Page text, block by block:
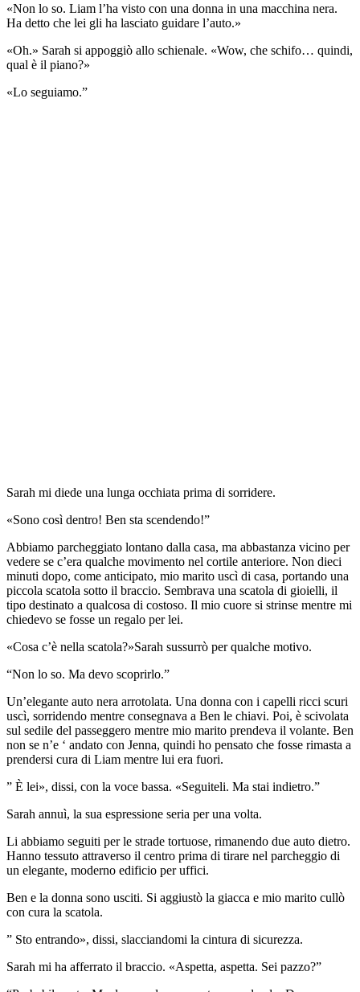
«Non lo so. Liam l’ha visto con una donna in una macchina nera.
Ha detto che lei gli ha lasciato guidare l’auto.»
«Oh.» Sarah si appoggiò allo schienale. «Wow, che schifo… quindi,
qual è il piano?»
«Lo seguiamo.”
Sarah mi diede una lunga occhiata prima di sorridere.
«Sono così dentro! Ben sta scendendo!”
Abbiamo parcheggiato lontano dalla casa, ma abbastanza vicino per
vedere se c’era qualche movimento nel cortile anteriore. Non dieci
minuti dopo, come anticipato, mio marito uscì di casa, portando una
piccola scatola sotto il braccio. Sembrava una scatola di gioielli, il
tipo destinato a qualcosa di costoso. Il mio cuore si strinse mentre mi
chiedevo se fosse un regalo per lei.
«Cosa c’è nella scatola?»Sarah sussurrò per qualche motivo.
“Non lo so. Ma devo scoprirlo.”
Un’elegante auto nera arrotolata. Una donna con i capelli ricci scuri
uscì, sorridendo mentre consegnava a Ben le chiavi. Poi, è scivolata
sul sedile del passeggero mentre mio marito prendeva il volante. Ben
non se n’e ‘ andato con Jenna, quindi ho pensato che fosse rimasta a
prendersi cura di Liam mentre lui era fuori.
” È lei», dissi, con la voce bassa. «Seguiteli. Ma stai indietro.”
Sarah annuì, la sua espressione seria per una volta.
Li abbiamo seguiti per le strade tortuose, rimanendo due auto dietro.
Hanno tessuto attraverso il centro prima di tirare nel parcheggio di
un elegante, moderno edificio per uffici.
Ben e la donna sono usciti. Si aggiustò la giacca e mio marito cullò
con cura la scatola.
” Sto entrando», dissi, slacciandomi la cintura di sicurezza.
Sarah mi ha afferrato il braccio. «Aspetta, aspetta. Sei pazzo?”